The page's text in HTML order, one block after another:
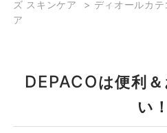
ズ スキンケア
> ディオールカ
ア
DEPACOは便利
い！